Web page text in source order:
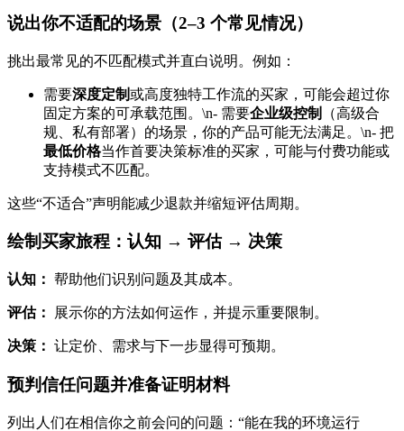
说出你不适配的场景（2–3 个常见情况）
挑出最常见的不匹配模式并直白说明。例如：
需要深度定制或高度独特工作流的买家，可能会超过你
固定方案的可承载范围。\n- 需要企业级控制
（高级合
规、私有部署）的场景，你的产品可能无法满足。\n- 把
最低价格当作首要决策标准的买家，可能与付费功能或
支持模式不匹配。
这些“不适合”声明能减少退款并缩短评估周期。
绘制买家旅程：认知 → 评估 → 决策
认知： 帮助他们识别问题及其成本。
评估： 展示你的方法如何运作，并提示重要限制。
决策： 让定价、需求与下一步显得可预期。
预判信任问题并准备证明材料
列出人们在相信你之前会问的问题：“能在我的环境运行